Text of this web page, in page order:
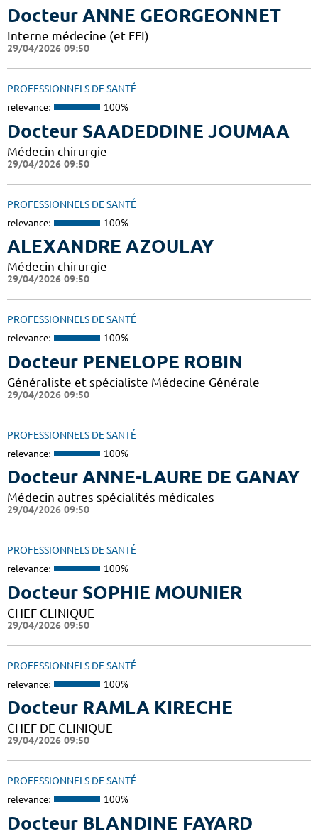
Docteur ANNE GEORGEONNET
Interne médecine (et FFI)
29/04/2026 09:50
PROFESSIONNELS DE SANTÉ
relevance: 100%
Docteur SAADEDDINE JOUMAA
Médecin chirurgie
29/04/2026 09:50
PROFESSIONNELS DE SANTÉ
relevance: 100%
ALEXANDRE AZOULAY
Médecin chirurgie
29/04/2026 09:50
PROFESSIONNELS DE SANTÉ
relevance: 100%
Docteur PENELOPE ROBIN
Généraliste et spécialiste Médecine Générale
29/04/2026 09:50
PROFESSIONNELS DE SANTÉ
relevance: 100%
Docteur ANNE-LAURE DE GANAY
Médecin autres spécialités médicales
29/04/2026 09:50
PROFESSIONNELS DE SANTÉ
relevance: 100%
Docteur SOPHIE MOUNIER
CHEF CLINIQUE
29/04/2026 09:50
PROFESSIONNELS DE SANTÉ
relevance: 100%
Docteur RAMLA KIRECHE
CHEF DE CLINIQUE
29/04/2026 09:50
PROFESSIONNELS DE SANTÉ
relevance: 100%
Docteur BLANDINE FAYARD